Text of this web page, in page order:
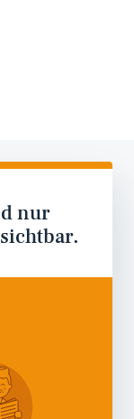
nur